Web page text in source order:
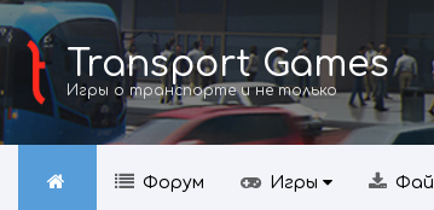
Transport Games
Игры о транспорте и не только
Форум Игры